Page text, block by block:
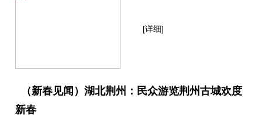
[详细]
（新春见闻）湖北荆州：民众游览荆州古城欢度
新春